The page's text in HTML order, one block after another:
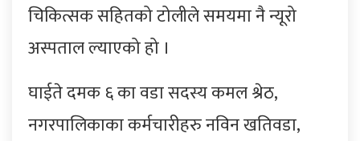
चिकित्सक सहितको टोलीले समयमा नै न्यूरो
अस्पताल ल्याएको हो ।
घाईते दमक ६ का वडा सदस्य कमल श्रेठ,
नगरपालिकाका कर्मचारीहरु नविन खतिवडा,